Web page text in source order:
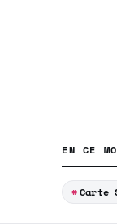
EN CE
Carte